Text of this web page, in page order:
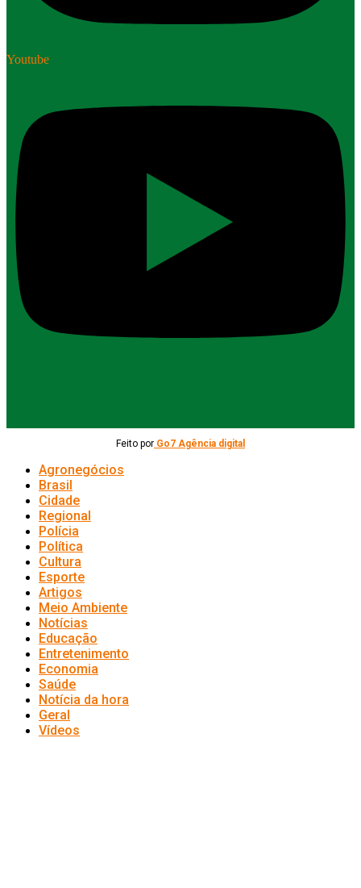
Youtube
Feito por Go7 Agência digital
Agronegócios
Brasil
Cidade
Regional
Polícia
Política
Cultura
Esporte
Artigos
Meio Ambiente
Notícias
Educação
Entretenimento
Economia
Saúde
Notícia da hora
Geral
Vídeos